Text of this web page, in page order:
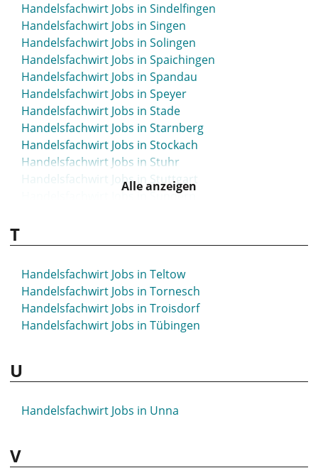
Handelsfachwirt Jobs in Sindelfingen
Handelsfachwirt Jobs in Singen
Handelsfachwirt Jobs in Solingen
Handelsfachwirt Jobs in Spaichingen
Handelsfachwirt Jobs in Spandau
Handelsfachwirt Jobs in Speyer
Handelsfachwirt Jobs in Stade
Handelsfachwirt Jobs in Starnberg
Handelsfachwirt Jobs in Stockach
Handelsfachwirt Jobs in Stuhr
Handelsfachwirt Jobs in Stuttgart
Handelsfachwirt Jobs in Sundern
Alle anzeigen
T
Handelsfachwirt Jobs in Teltow
Handelsfachwirt Jobs in Tornesch
Handelsfachwirt Jobs in Troisdorf
Handelsfachwirt Jobs in Tübingen
U
Handelsfachwirt Jobs in Unna
V